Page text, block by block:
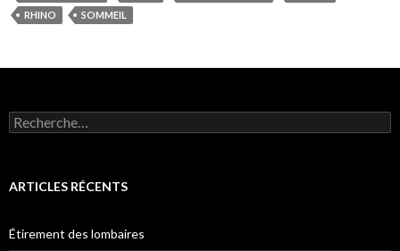
RHINO
SOMMEIL
Rechercher :
ARTICLES RÉCENTS
Étirement des lombaires